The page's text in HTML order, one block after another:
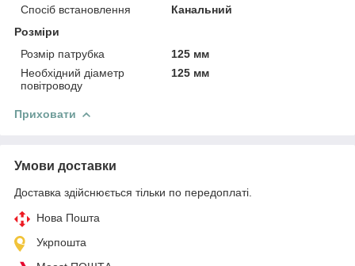
Спосіб встановлення
Канальний
Розміри
Розмір патрубка
125 мм
Необхідний діаметр
повітроводу
125 мм
Приховати
Умови доставки
Доставка здійснюється тільки по передоплаті.
Нова Пошта
Укрпошта